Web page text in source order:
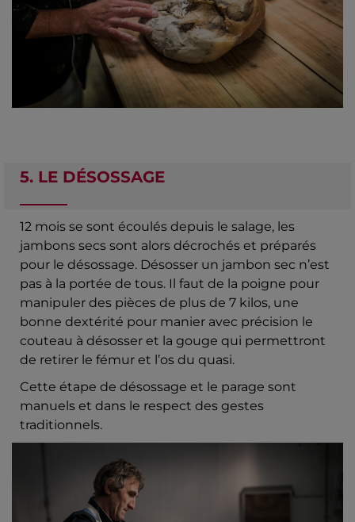
5. LE DÉSOSSAGE
12 mois se sont écoulés depuis le salage, les
jambons secs sont alors décrochés et préparés
pour le désossage. Désosser un jambon sec n’est
pas à la portée de tous. Il faut de la poigne pour
manipuler des pièces de plus de 7 kilos, une
bonne dextérité pour manier avec précision le
couteau à désosser et la gouge qui permettront
de retirer le fémur et l’os du quasi.
Cette étape de désossage et le parage sont
manuels et dans le respect des gestes
traditionnels.